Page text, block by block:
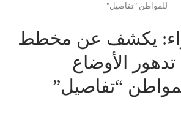
للمواطن "تفاصيل"
يكشف عن مخطط
الأوضاع
“تفاصيل”